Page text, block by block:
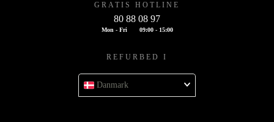
GRATIS HOTLINE
80 88 08 97
Mon - Fri 09:00 - 15:00
REFURBED I
Danmark